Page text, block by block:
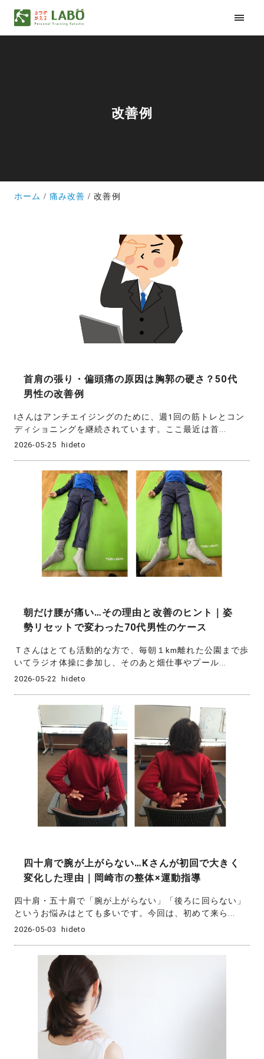
改善例
ホーム 痛み改善 改善例
首肩の張り・偏頭痛の原因は胸郭の硬さ？50代
男性の改善例
Iさんはアンチエイジングのために、週1回の筋トレとコン
ディショニングを継続されています。ここ最近は首...
2026-05-25 hideto
朝だけ腰が痛い…その理由と改善のヒント｜姿
勢リセットで変わった70代男性のケース
Ｔさんはとても活動的な方で、毎朝１km離れた公園まで歩
いてラジオ体操に参加し、そのあと畑仕事やプール...
2026-05-22 hideto
四十肩で腕が上がらない…Kさんが初回で大きく
変化した理由｜岡崎市の整体×運動指導
四十肩・五十肩で「腕が上がらない」「後ろに回らない」
というお悩みはとても多いです。今回は、初めて来ら...
2026-05-03 hideto